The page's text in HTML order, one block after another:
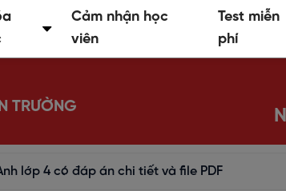
Cảm nhận học
viên
Test miễn
phí
TRƯỜNG
lớp 4 có đáp án chi tiết và file PDF